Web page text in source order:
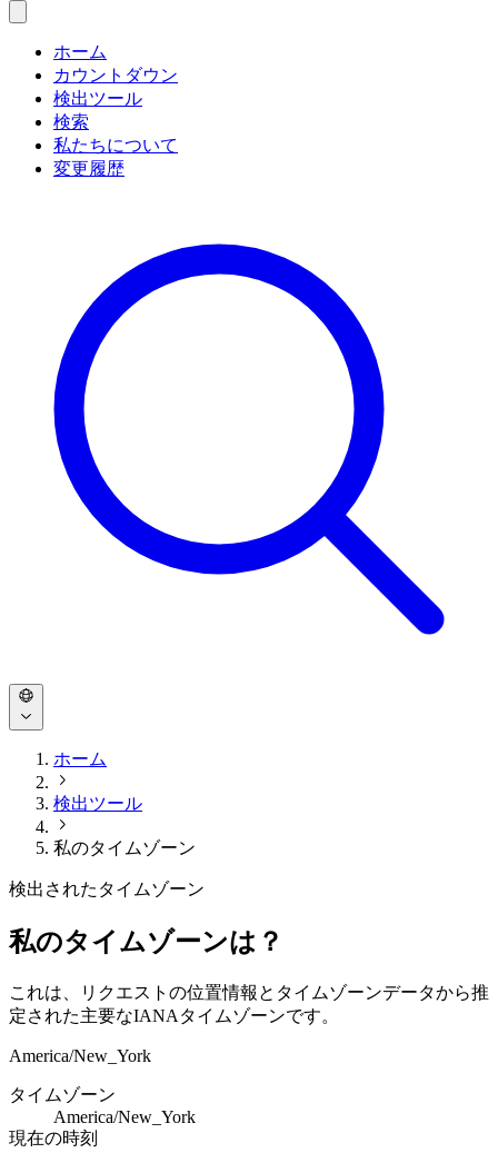
ホーム
カウントダウン
検出ツール
検索
私たちについて
変更履歴
ホーム
検出ツール
私のタイムゾーン
検出されたタイムゾーン
私のタイムゾーンは？
これは、リクエストの位置情報とタイムゾーンデータから推
定された主要なIANAタイムゾーンです。
America/New_York
タイムゾーン
America/New_York
現在の時刻